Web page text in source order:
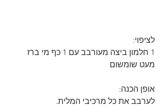
לציפוי:
1 חלמון ביצה מעורבב עם 1 כף מי ברז
מעט שומשום
אופן הכנה:
לערבב את כל מרכיבי המלית.